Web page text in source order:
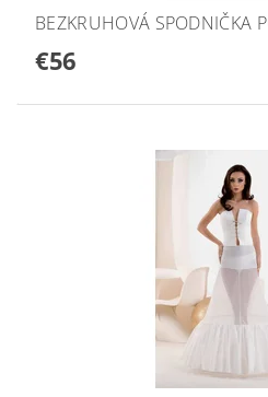
BEZKRUHOVÁ SPODNIČKA
€56